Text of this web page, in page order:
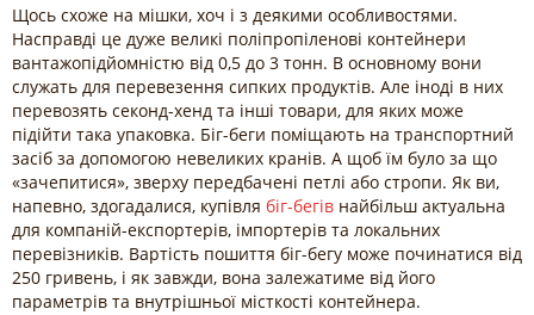
Щось схоже на мішки, хоч і з деякими особливостями.
Насправді це дуже великі поліпропіленові контейнери
вантажопідйомністю від 0,5 до 3 тонн. В основному вони
служать для перевезення сипких продуктів. Але іноді в них
перевозять секонд-хенд та інші товари, для яких може
підійти така упаковка. Біг-беги поміщають на транспортний
засіб за допомогою невеликих кранів. А щоб їм було за що
«зачепитися», зверху передбачені петлі або стропи. Як ви,
напевно, здогадалися, купівля біг-бегів найбільш актуальна
для компаній-експортерів, імпортерів та локальних
перевізників. Вартість пошиття біг-бегу може починатися від
250 гривень, і як завжди, вона залежатиме від його
параметрів та внутрішньої місткості контейнера.